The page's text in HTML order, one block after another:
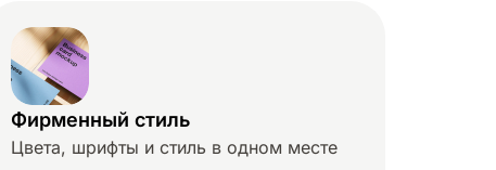
Фирменный стиль
Цвета, шрифты и стиль в одном месте